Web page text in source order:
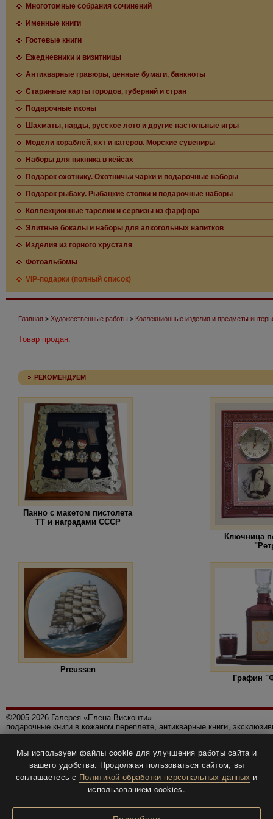
Многотомные собрания сочинений
Именные книги
Гостевые книги
Ежедневники и визитницы
Антикварные гравюры, ценные бумаги, банкноты
Старинные карты городов, губерний и стран
Подарочные иконы
Шахматы, нарды, русское лото и другие настольные игры
Модели кораблей, яхт и катеров. Морские сувениры
Наборы для пикника в кейсах
Подарок охотнику. Охотничьи чарки и подарочные наборы
Подарок рыбаку. Рыбацкие стопки и подарочные наборы
Коллекционные тарелки и сервизы из фарфора
Элитные бокалы и наборы для алкогольных напитков
Изделия из горного хрусталя
Фотоальбомы
VIP-подарки (полный список)
Главная > Художественные работы > Коллекционные изделия и предметы
Товар продан.
РЕКОМЕНДУЕМ
Панно с макетом пистолета
ТТ и наградами СССР
Ключница
Preussen
Графин
©2005-2026 Галерея «Елена Висконти»
подарочные книги в кожаном переплете, антикварные книги,
Политика конфиденциальности
Все права защищены.
Разработка и дизайнBTV-info.
Мы используем файлы cookie для улучшения работы сайта и
вашего удобства. Продолжая пользоваться сайтом, вы
соглашаетесь с Политикой обработки персональных данных и
использованием cookies.